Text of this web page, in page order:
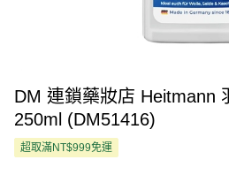
DM 連鎖藥妝店 Heitmann
250ml (DM51416)
超取滿NT$999免運